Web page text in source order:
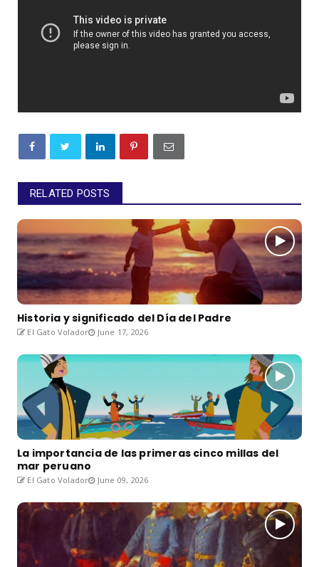
RELATED POSTS
Historia y significado del Día del Padre
El Gato Volador June 17, 2026
La importancia de las primeras cinco millas del
mar peruano
El Gato Volador June 09, 2026